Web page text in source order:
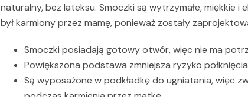
naturalny, bez lateksu. Smoczki są wytrzymałe, miękkie
był karmiony przez mamę, ponieważ zostały
Smoczki posiadają gotowy otwór, więc nie ma
Powiększona podstawa zmniejsza ryzyko
Są wyposażone w podkładkę do ugniatania, więc